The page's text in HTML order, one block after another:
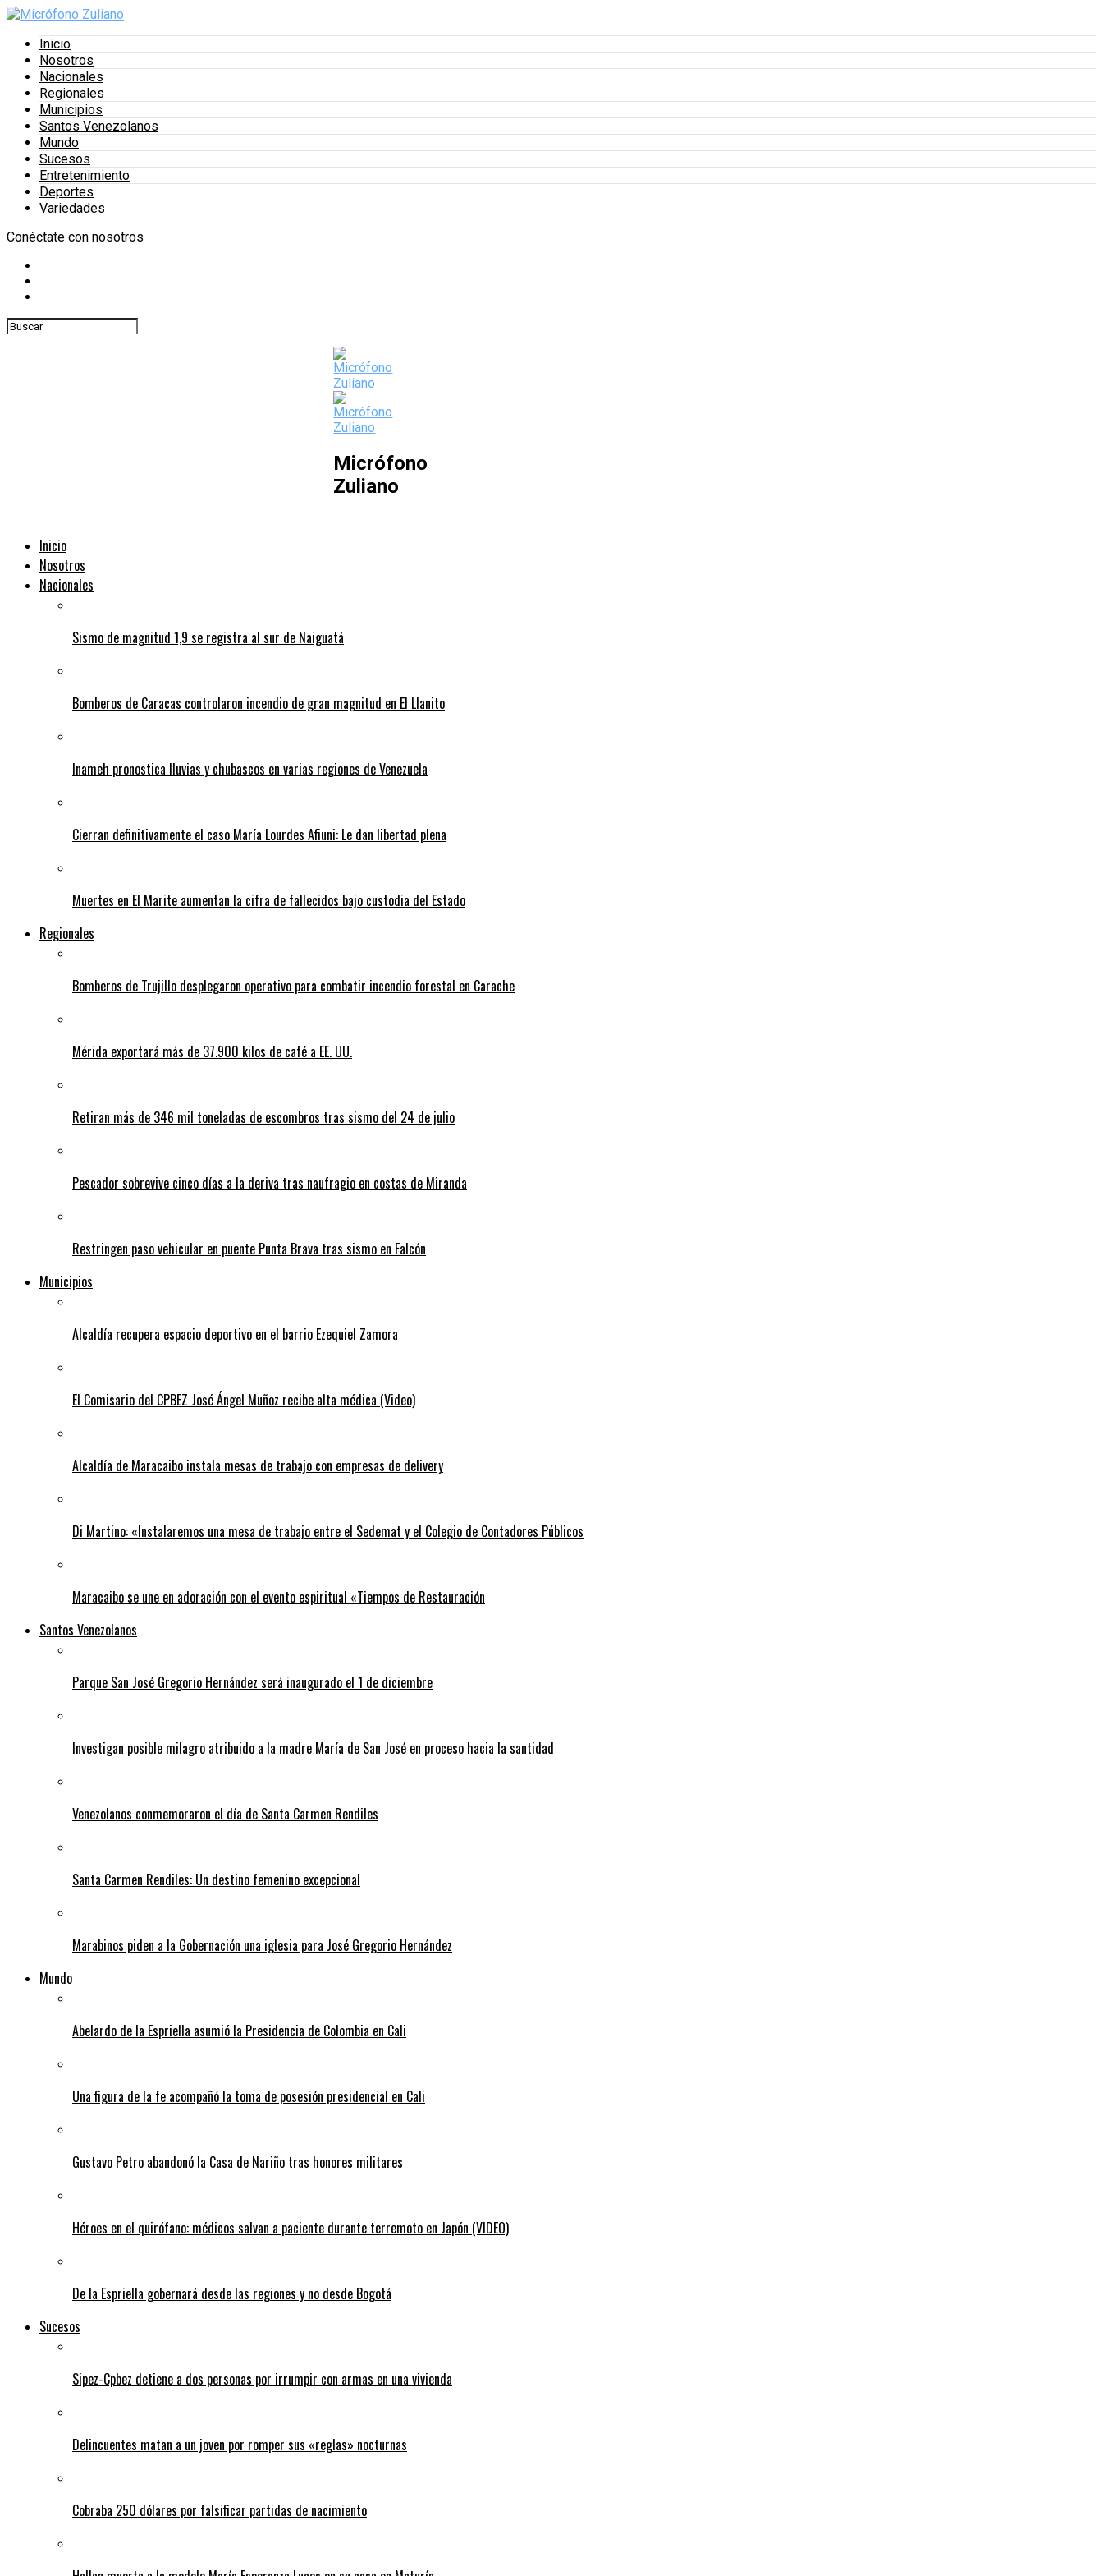
Inicio
Nosotros
Nacionales
Regionales
Municipios
Santos Venezolanos
Mundo
Sucesos
Entretenimiento
Deportes
Variedades
Conéctate con nosotros
Micrófono
Zuliano
Inicio
Nosotros
Nacionales
Sismo de magnitud 1,9 se registra al sur de Naiguatá
Bomberos de Caracas controlaron incendio de gran magnitud en El Llanito
Inameh pronostica lluvias y chubascos en varias regiones de Venezuela
Cierran definitivamente el caso María Lourdes Afiuni: Le dan libertad plena
Muertes en El Marite aumentan la cifra de fallecidos bajo custodia del Estado
Regionales
Bomberos de Trujillo desplegaron operativo para combatir incendio forestal en Carache
Mérida exportará más de 37.900 kilos de café a EE. UU.
Retiran más de 346 mil toneladas de escombros tras sismo del 24 de julio
Pescador sobrevive cinco días a la deriva tras naufragio en costas de Miranda
Restringen paso vehicular en puente Punta Brava tras sismo en Falcón
Municipios
Alcaldía recupera espacio deportivo en el barrio Ezequiel Zamora
El Comisario del CPBEZ José Ángel Muñoz recibe alta médica (Video)
Alcaldía de Maracaibo instala mesas de trabajo con empresas de delivery
Di Martino: «Instalaremos una mesa de trabajo entre el Sedemat y el Colegio de Contadores Públicos
Maracaibo se une en adoración con el evento espiritual «Tiempos de Restauración
Santos Venezolanos
Parque San José Gregorio Hernández será inaugurado el 1 de diciembre
Investigan posible milagro atribuido a la madre María de San José en proceso hacia la santidad
Venezolanos conmemoraron el día de Santa Carmen Rendiles
Santa Carmen Rendiles: Un destino femenino excepcional
Marabinos piden a la Gobernación una iglesia para José Gregorio Hernández
Mundo
Abelardo de la Espriella asumió la Presidencia de Colombia en Cali
Una figura de la fe acompañó la toma de posesión presidencial en Cali
Gustavo Petro abandonó la Casa de Nariño tras honores militares
Héroes en el quirófano: médicos salvan a paciente durante terremoto en Japón (VIDEO)
De la Espriella gobernará desde las regiones y no desde Bogotá
Sucesos
Sipez-Cpbez detiene a dos personas por irrumpir con armas en una vivienda
Delincuentes matan a un joven por romper sus «reglas» nocturnas
Cobraba 250 dólares por falsificar partidas de nacimiento